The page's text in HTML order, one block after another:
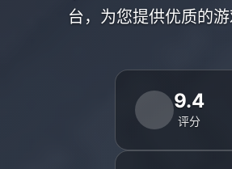
台，为您提供优质的游
9.4
评分